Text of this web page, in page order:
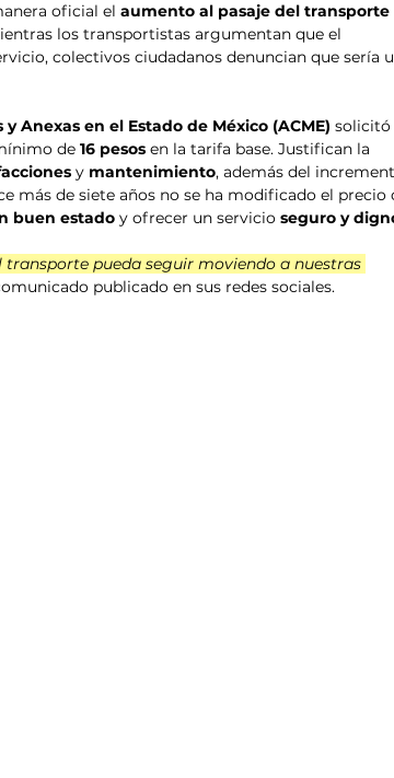
oficial el aumento al pasaje del transporte
los transportistas argumentan que el
colectivos ciudadanos denuncian que sería
Anexas en el Estado de México (ACME)
de 16 pesos en la tarifa base. Justifican la
y mantenimiento, además del
más de siete años no se ha modificado el
buen estado y ofrecer un servicio seguro y
pueda seguir moviendo a nuestras
publicado en sus redes sociales.